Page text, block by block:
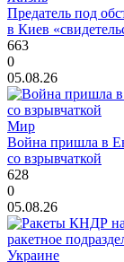
Предатель под
в Киев
663
0
05.08.26
Мир
Война пришла в
со взрывчаткой
628
0
05.08.26